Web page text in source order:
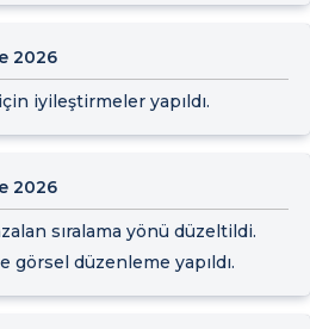
2026
iyileştirmeler yapıldı.
2026
sıralama yönü düzeltildi.
görsel düzenleme yapıldı.